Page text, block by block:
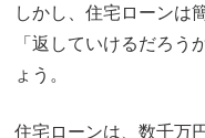
しかし、住宅ローンは
「返していけるだろう
ょう。
住宅ローンは、数千万